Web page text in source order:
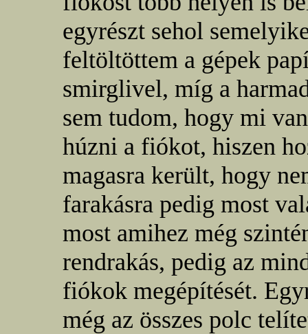
egyrészt sehol
feltöltöttem a gépek
smirglivel, míg a
sem tudom, hogy mi
húzni a fiókot, hiszen
magasra került, hogy
farakásra pedig most
most amihez még
rendrakás, pedig az
fiókok megépítését.
még az összes polc